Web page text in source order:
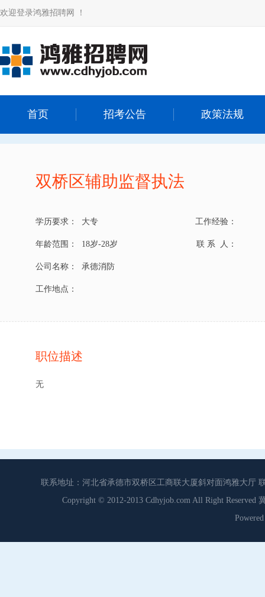
欢迎登录鸿雅招聘网 ！
首页 招考公告 政策法规
双桥区辅助监督执法
学历要求： 大专 工作经验：
年龄范围： 18岁-28岁 联 系 人：
公司名称： 承德消防
工作地点：
职位描述
无
联系地址：河北省承德市双桥区工商联大厦斜对面鸿雅大厅
Copyright © 2012-2013 Cdhyjob.com All Right Reserved